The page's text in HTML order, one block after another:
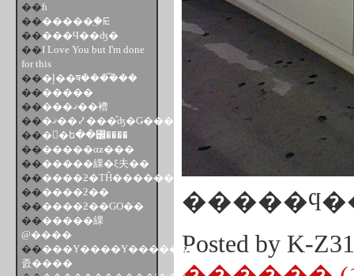
Posted by K-
��ɦ
�������֤�֤ꡩ
�����Ϥ��ʤ�
��I Love You but I'm done
for this
��
�إ��ष���͡���
��̴�����
��
���ޤ��褿
��
�ޤ��⤦���ͤʤ�Ǥ���
����ե��꡼����
�������αƶ���
�������綶�ξ夫��
������ƻ�ΤĤ�������
������ƻ��
������ƻ��GO��
�������綶
@����
�����Υ����Υ������
졼����